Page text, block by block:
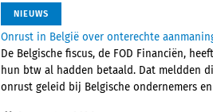
NIEUWS
Onrust in België over onterechte
De Belgische fiscus, de FOD Financiën,
hun btw al hadden betaald. Dat meldden
onrust geleid bij Belgische ondernemers